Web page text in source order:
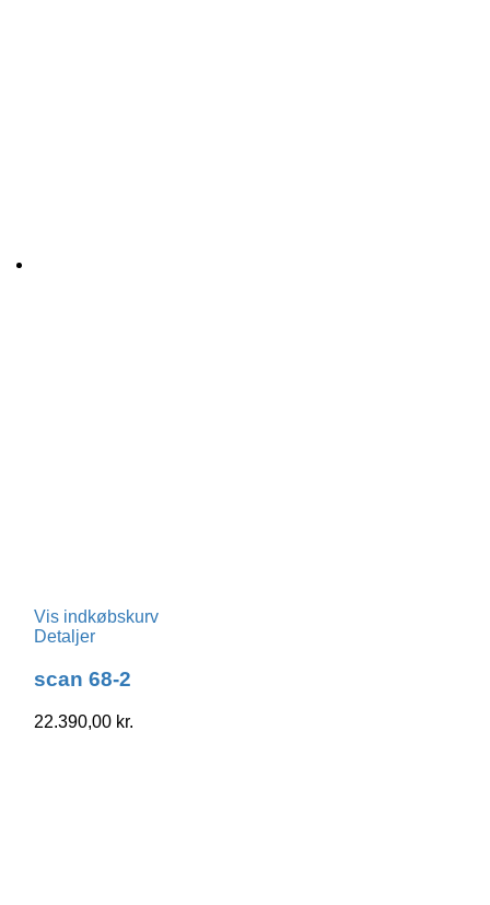
Vis indkøbskurv
Detaljer
scan 68-2
22.390,00 kr.